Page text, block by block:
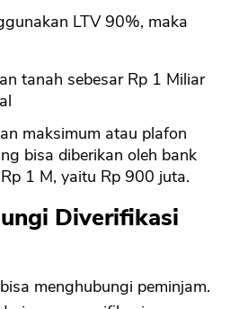
LTV 90%, maka
tanah sebesar Rp 1 Miliar
maksimum atau plafon
bisa diberikan oleh bank
1 M, yaitu Rp 900 juta.
Diverifikasi
menghubungi peminjam.